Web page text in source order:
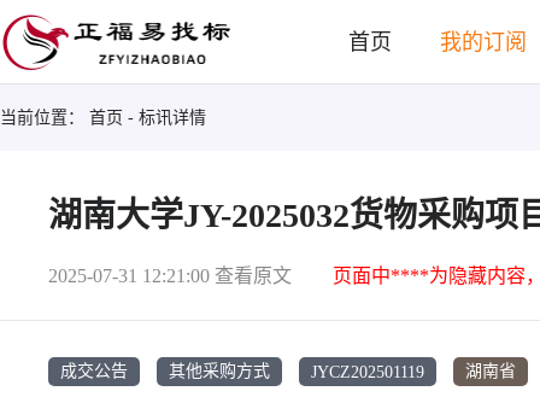
首页 我的订阅
当前位置： 首页 - 标讯详情
湖南大学JY-2025032货物采购项
2025-07-31 12:21:00 查看原文 页面中****为隐藏内容
成交公告 其他采购方式 JYCZ202501119 湖南省